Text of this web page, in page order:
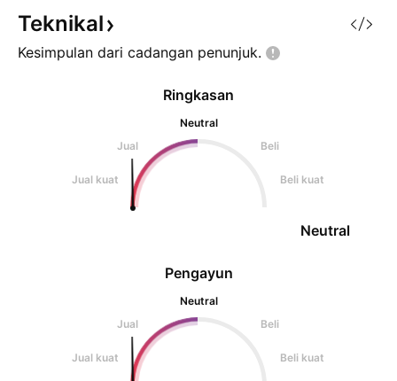
semula untuk menguji rintangan,
sebelum membuat penurunan l
pendek,
mula mambuat
35,500, zon
Teknikal
Kesimpulan dari cadangan penunjuk.
Pengayun
Neutral
Jual
Beli
Jual kuat Beli kuat
Ringkasan
Neutral
Jual
Beli
Jual kuat Beli kuat
Neutral